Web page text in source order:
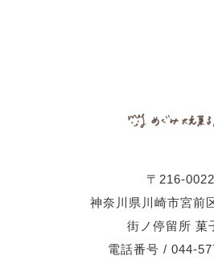
〒216-0022
神奈川県川崎市宮前
街ノ停留所 菓
電話番号 / 044-